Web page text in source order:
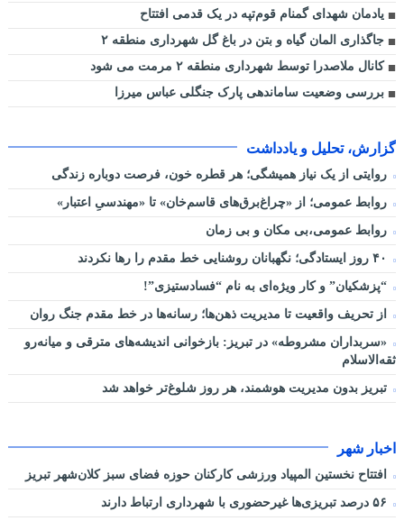
یادمان شهدای گمنام قوم‌تپه در یک قدمی افتتاح
جاگذاری المان گیاه و بتن در باغ گل شهرداری منطقه ۲
کانال ملاصدرا توسط شهرداری منطقه ۲ مرمت می شود
بررسی وضعیت ساماندهی پارک جنگلی عباس میرزا
گزارش، تحلیل و یادداشت
روایتی از یک نیاز همیشگی؛ هر قطره خون، فرصت دوباره زندگی
روابط عمومی؛ از «چراغ‌برق‌های قاسم‌خان» تا «مهندسیِ اعتبار»
روابط عمومی،بی مکان و بی زمان
“پزشکیان” و کار ویژه‌ای به نام “فسادستیزی”!
از تحریف واقعیت تا مدیریت ذهن‌ها؛ رسانه‌ها در خط مقدم جنگ روان
«سربداران مشروطه» در تبریز: بازخوانی اندیشه‌های مترقی و میانه‌رو
ثقه‌الاسلام
تبریز بدون مدیریت هوشمند، هر روز شلوغ‌تر خواهد شد
اخبار شهر
افتتاح نخستین المپیاد ورزشی کارکنان حوزه فضای سبز کلان‌شهر تبریز